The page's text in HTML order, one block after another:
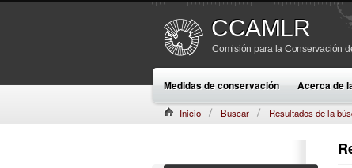
CCAMLR
Comisión para la Conservación
Medidas de conservación Acerca de
Inicio Buscar Resultados de la